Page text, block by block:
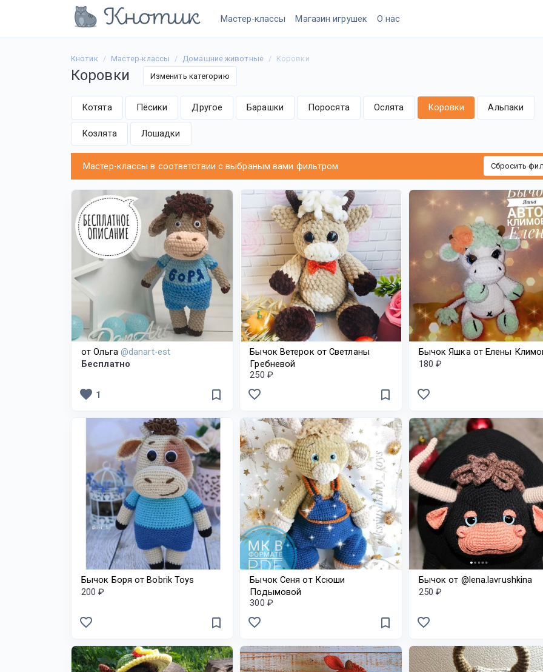
Мастер-классы Магазин игрушек О нас
Кнотик Мастер-классы Домашние животные Коровки
Коровки Изменить категорию
Котята Пёсики Другое Барашки Поросята Ослята Коровки Альпаки
Козлята Лошадки
Сбросить
Мастер-классы в соответствии с выбраным вами фильтром.
от Ольга @danart-est
Бесплатно
bookmark_border
favorite 1
Бычок Ветерок от Светланы
Гребневой
250 ₽
bookmark_border
favorite_border
Бычок Яшка от Елены
180 ₽
favorite_border
Бычок Боря от Bobrik Toys
200 ₽
bookmark_border
favorite_border
Бычок Сеня от Ксюши
Подымовой
300 ₽
bookmark_border
favorite_border
Бычок от @lena.lavrushkina
250 ₽
favorite_border